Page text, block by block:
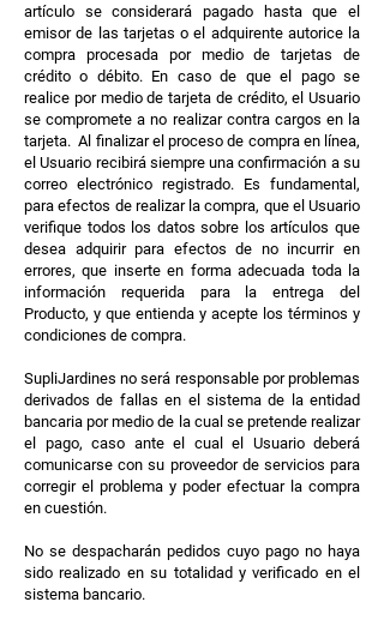
artículo se considerará pagado hasta que el
emisor de las tarjetas o el adquirente autorice la
compra procesada por medio de tarjetas de
crédito o débito. En caso de que el pago se
realice por medio de tarjeta de crédito, el Usuario
se compromete a no realizar contra cargos en la
tarjeta. Al finalizar el proceso de compra en línea,
el Usuario recibirá siempre una confirmación a su
correo electrónico registrado. Es fundamental,
para efectos de realizar la compra, que el Usuario
verifique todos los datos sobre los artículos que
desea adquirir para efectos de no incurrir en
errores, que inserte en forma adecuada toda la
información requerida para la entrega del
Producto, y que entienda y acepte los términos y
condiciones de compra.
SupliJardines no será responsable por problemas
derivados de fallas en el sistema de la entidad
bancaria por medio de la cual se pretende realizar
el pago, caso ante el cual el Usuario deberá
comunicarse con su proveedor de servicios para
corregir el problema y poder efectuar la compra
en cuestión.
No se despacharán pedidos cuyo pago no haya
sido realizado en su totalidad y verificado en el
sistema bancario.